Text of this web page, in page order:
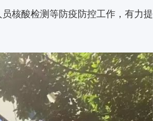
核酸检测等防疫防控工作，有力提